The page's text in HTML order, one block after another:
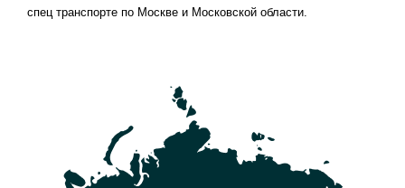
спец транспорте по Москве и Московской области.